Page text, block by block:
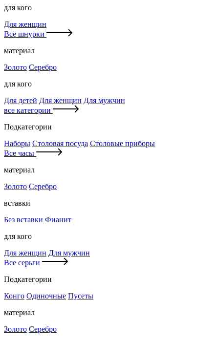
для кого
Для женщин
Все шнурки
материал
Золото Серебро
для кого
Для детей Для женщин Для мужчин
все категории
Подкатегории
Наборы Столовая посуда Столовые приборы
Все часы
материал
Золото Серебро
вставки
Без вставки Фианит
для кого
Для женщин Для мужчин
Все серьги
Подкатегории
Конго Одиночные Пусеты
материал
Золото Серебро